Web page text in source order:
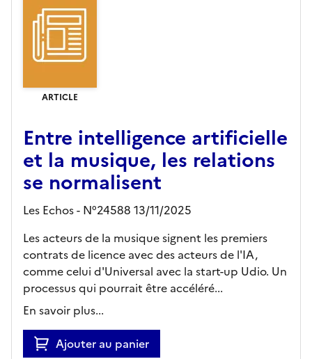
ARTICLE
Entre intelligence artificielle
et la musique, les relations
se normalisent
Les Echos - N°24588 13/11/2025
Les acteurs de la musique signent les premiers
contrats de licence avec des acteurs de l'IA,
comme celui d'Universal avec la start-up Udio. Un
processus qui pourrait être accéléré...
En savoir plus...
Ajouter au panier